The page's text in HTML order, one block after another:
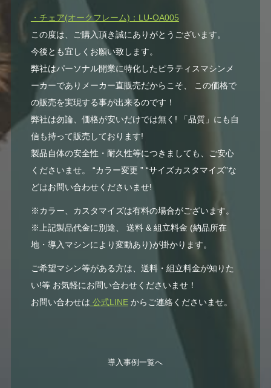
・チェア(オークフレーム)：LU-OA005
この度は、ご購入頂き誠にありがとうございます。
今後とも宜しくお願い致します。
弊社はパーソナル開業に特化したピラティスマシンメ
ーカーでありメーカー直販売だからこそ、 この価格で
の販売を実現する事が出来るのです！
弊社は勿論、価格が安いだけでは無く! 「品質」にも自
信も持って販売しております!
製品自体の安全性・耐久性等につきましても、ご安心
くださいませ。 “カラー変更 ” “サイズカスタマイズ”な
どはお問い合わせくださいませ!
※カラー、カスタマイズは有料の場合がございます。
※上記製品代金に別途、 送料 & 組立料金 (納品所在
地・導入マシンにより変動あり)が掛かります。
ご希望マシン等がある方は、送料・組立料金が知りた
い!等 お気軽にお問い合わせくださいませ！
お問い合わせは 公式LINEからご連絡くださいませ。
導入事例一覧へ